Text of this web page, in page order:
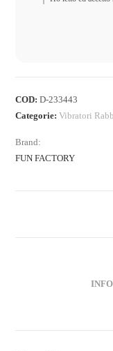
COD:D-233443
Categorie:Vibratori
Brand:
FUN FACTORY